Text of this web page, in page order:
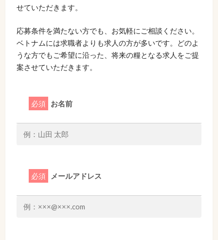
せていただきます。
応募条件を満たない方でも、お気軽にご相談ください。
ベトナムには求職者よりも求人の方が多いです。どのよ
うな方でもご希望に沿った、将来の糧となる求人をご提
案させていただきます。
必須 お名前
必須 メールアドレス